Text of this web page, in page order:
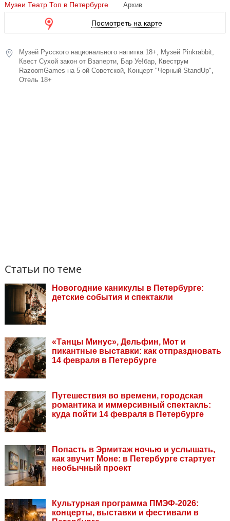
Музеи Театр Топ в Петербурге Архив
Посмотреть на карте
Музей Русского национального напитка 18+, Музей Pinkrabbit,
Квест Сухой закон от Взаперти, Бар Уе!бар, Квеструм
RazoomGames на 5-ой Советской, Концерт "Черный StandUp",
Отель 18+
Статьи по теме
Новогодние каникулы в Петербурге:
детские события и спектакли
«Танцы Минус», Дельфин, Мот и
пикантные выставки: как отпраздновать
14 февраля в Петербурге
Путешествия во времени, городская
романтика и иммерсивный спектакль:
куда пойти 14 февраля в Петербурге
Попасть в Эрмитаж ночью и услышать,
как звучит Моне: в Петербурге стартует
необычный проект
Культурная программа ПМЭФ-2026:
концерты, выставки и фестивали в